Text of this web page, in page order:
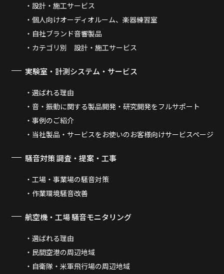
設計・施工サービス
個人向けオーディオルーム、楽器練習室
自社ブランド音響製品
カテゴリ別 設計・施工サービス
実験室・計測システム・サービス
選ばれる理由
音・振動に関する製品開発・研究開発をフルサポート
事例のご紹介
当社製品・サービスをお使いのお客様向けサービスページ
騒音対策 調査・提案・工事
工場・事業場の騒音対策
作業環境騒音改善
航空機・工場 騒音モニタリング
選ばれる理由
民間空港の周辺地域
自衛隊・米軍飛行場の周辺地域